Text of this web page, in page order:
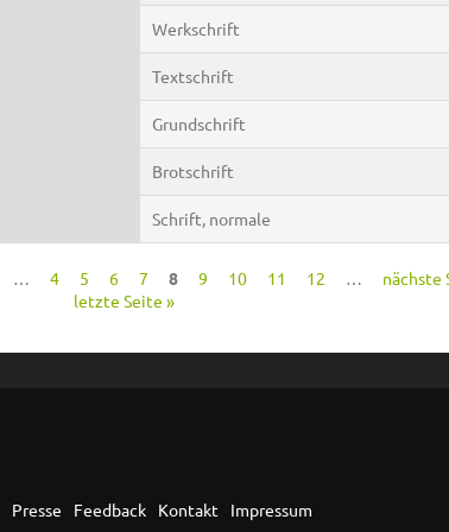
Werkschrift
Textschrift
Grundschrift
Brotschrift
Schrift, normale
4 5 6 7 8 9 10 11 12
nächste
letzte Seite »
Presse Feedback Kontakt Impressum